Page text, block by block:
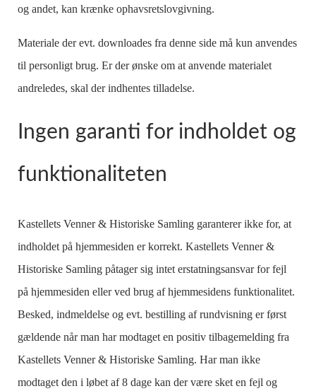
og andet, kan krænke ophavsretslovgivning.
Materiale der evt. downloades fra denne side må kun anvendes
til personligt brug. Er der ønske om at anvende materialet
andreledes, skal der indhentes tilladelse.
Ingen garanti for indholdet og
funktionaliteten
Kastellets Venner & Historiske Samling garanterer ikke for, at
indholdet på hjemmesiden er korrekt. Kastellets Venner &
Historiske Samling påtager sig intet erstatningsansvar for fejl
på hjemmesiden eller ved brug af hjemmesidens funktionalitet.
Besked, indmeldelse og evt. bestilling af rundvisning er først
gældende når man har modtaget en positiv tilbagemelding fra
Kastellets Venner & Historiske Samling. Har man ikke
modtaget den i løbet af 8 dage kan der være sket en fejl og